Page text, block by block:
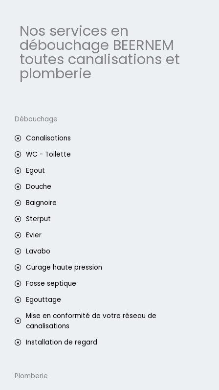
Nos services en
débouchage BEERNEM
toutes canalisations et
plomberie
Débouchage
Canalisations
WC - Toilette
Egout
Douche
Baignoire
Sterput
Evier
Lavabo
Curage haute pression
Fosse septique
Egouttage
Mise en conformité de votre réseau de
canalisations
Installation de regard
Plomberie